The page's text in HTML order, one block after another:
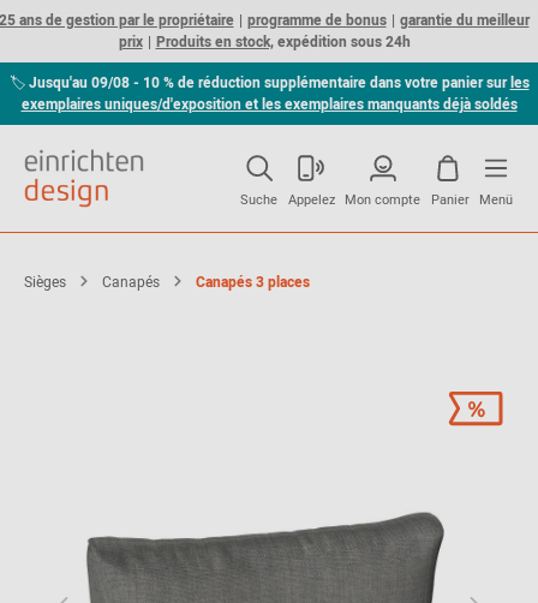
ans de gestion par le propriétaire programme de bonus
garantie du meilleur
prix
Produits en stock,expédition sous 24h
🏷Jusqu'au 09/08 - 10 % de réduction supplémentaire dans votre panier surles
exemplaires uniques/d'exposition et les exemplaires manquants déjà soldés
Suche Appelez Mon compte Panier Menü
Sièges Canapés Canapés 3 places